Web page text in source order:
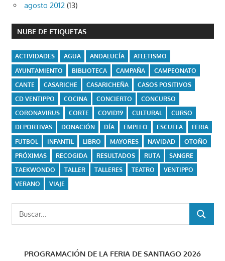
agosto 2012 (13)
NUBE DE ETIQUETAS
ACTIVIDADES AGUA ANDALUCÍA
ATLETISMO
AYUNTAMIENTO
BIBLIOTECA CAMPAÑA
CAMPEONATO
CANTE
CASARICHE CASARICHEÑA
CASOS POSITIVOS
CD VENTIPPO
COCINA CONCIERTO
CONCURSO
CORONAVIRUS
CORTE COVID19 CULTURAL
CURSO
DEPORTIVAS
DONACIÓN DÍA EMPLEO ESCUELA
FERIA
FUTBOL
INFANTIL LIBRO MAYORES NAVIDAD
OTOÑO
PRÓXIMAS
RECOGIDA RESULTADOS RUTA
SANGRE
TAEKWONDO
TALLER TALLERES TEATRO
VENTIPPO
VERANO
VIAJE
Buscar:
BUSCAR
PROGRAMACIÓN DE LA FERIA DE SANTIAGO 2026